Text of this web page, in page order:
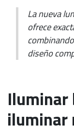
La nueva
ofrece
diseño
Iluminar
iluminar